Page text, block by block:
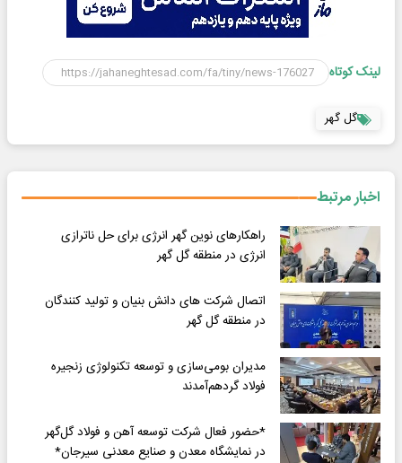
لینک کوتاه
گل گهر
اخبار مرتبط
راهکارهای نوین گهر انرژی برای حل ناترازی
انرژی در منطقه گل گهر
اتصال شرکت های دانش بنیان و تولید کنندگان
در منطقه گل گهر
مدیران بومی‌سازی و توسعه تکنولوژی زنجیره
فولاد گردهم‌آمدند
*حضور فعال شرکت توسعه آهن و فولاد گل‌گهر
در نمایشگاه معدن و صنایع معدنی سیرجان*